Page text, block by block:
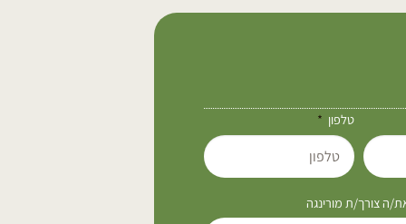
טלפון
ה צורך/ת מורינגה